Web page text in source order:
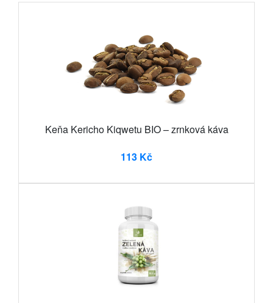
Keňa Kericho Kiqwetu BIO – zrnková káva
113 Kč